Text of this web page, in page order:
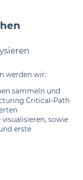
werden wir:
sammeln und
Critical-Path
visualisieren, sowie
erste